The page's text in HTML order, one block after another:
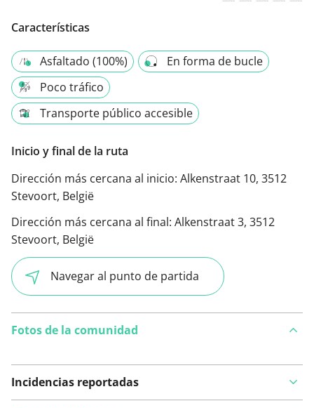
Características
Asfaltado (100%)
En forma de bucle
Poco tráfico
Transporte público accesible
Inicio y final de la ruta
Dirección más cercana al inicio: Alkenstraat 10, 3512
Stevoort, België
Dirección más cercana al final: Alkenstraat 3, 3512
Stevoort, België
Navegar al punto de partida
Fotos de la comunidad
Incidencias reportadas